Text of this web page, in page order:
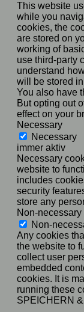
This website
while you
cookies, the
are stored on
working of
use third-party
understand
will be stored
You also have
But opting out
effect on your
Necessary
Necessary
immer aktiv
Necessary
website to
includes
security
store any
Non-necessary
Non-
Any cookies
the website to
collect user
embedded
cookies. It is
running these
SPEICHERN